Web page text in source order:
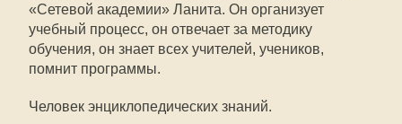
«Сетевой академии» Ланита. Он организует
учебный процесс, он отвечает за методику
обучения, он знает всех учителей, учеников,
помнит программы.
Человек энциклопедических знаний.